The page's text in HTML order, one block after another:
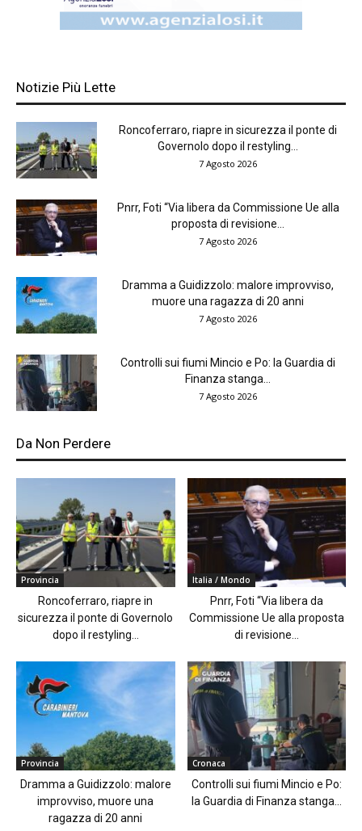
Notizie Più Lette
Roncoferraro, riapre in sicurezza il ponte di
Governolo dopo il restyling...
7 Agosto 2026
Pnrr, Foti “Via libera da Commissione Ue alla
proposta di revisione...
7 Agosto 2026
Dramma a Guidizzolo: malore improvviso,
muore una ragazza di 20 anni
7 Agosto 2026
Controlli sui fiumi Mincio e Po: la Guardia di
Finanza stanga...
7 Agosto 2026
Da Non Perdere
Provincia
Roncoferraro, riapre in
sicurezza il ponte di Governolo
dopo il restyling...
Italia / Mondo
Pnrr, Foti “Via libera da
Commissione Ue alla proposta
di revisione...
Provincia
Dramma a Guidizzolo: malore
improvviso, muore una
ragazza di 20 anni
Cronaca
Controlli sui fiumi Mincio e Po:
la Guardia di Finanza stanga...